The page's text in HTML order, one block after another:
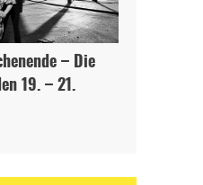
– Die
19. – 21.